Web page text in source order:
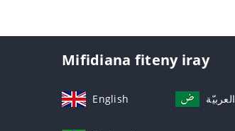
Mifidiana fiteny iray
English العربيّة